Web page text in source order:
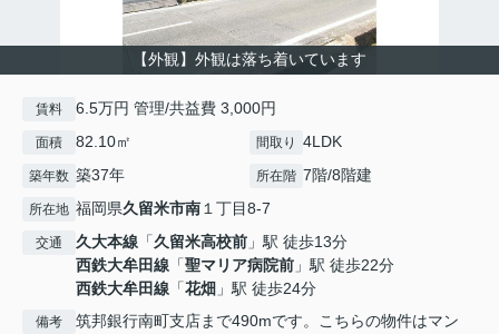
【外観】外観は落ち着いています
賃料 6.5万円 管理/共益費 3,000円
面積 82.10㎡ 間取り 4LDK
築年数 築37年 所在階 7階/8階建
所在地 福岡県久留米市南 １丁目8-7
交通 久大本線 「久留米高校前 」駅 徒歩13分
西鉄大牟田線 「聖マリア病院前 」駅 徒歩22分
西鉄大牟田線 「花畑 」駅 徒歩24分
備考
筑邦銀行南町支店まで490mです。こちらの物件はマン